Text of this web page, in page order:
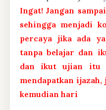
Ingat! Jangan
sehingga menjadi
percaya jika ada
tanpa belajar dan
dan ikut ujian itu
mendapatkan ijazah,
kemudian hari